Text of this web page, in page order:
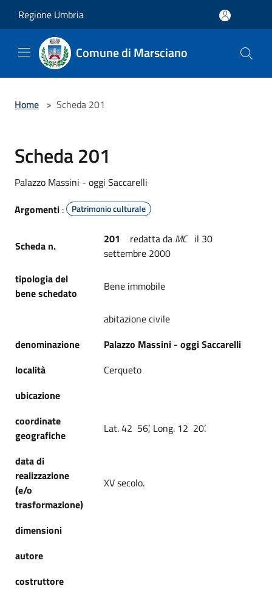
Regione Umbria
Comune di Marsciano
Home > Scheda 201
Scheda 201
Palazzo Massini - oggi Saccarelli
Argomenti : Patrimonio culturale
Scheda n. 201 redatta da MC il 30
settembre 2000
tipologia del
bene schedato
Bene immobile
abitazione civile
denominazione
Palazzo Massini - oggi Saccarelli
località
Cerqueto
ubicazione
coordinate
geografiche
Lat. 42 56’, Long. 12 20’.
data di
realizzazione
(e/o
trasformazione)
XV secolo.
dimensioni
autore
costruttore